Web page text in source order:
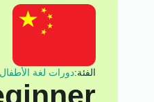
الفئة:دورات لغة الأطفال